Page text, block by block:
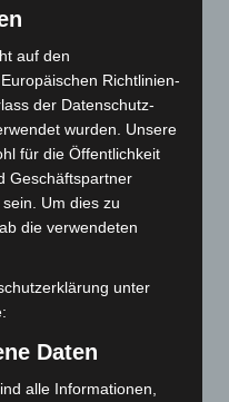
schnell eingedämmt
21 neue
starten beim Roten
über
Zeugen
Umbau in
auf den
Richtlinien-
der Datenschutz-
wurden. Unsere
für die Öffentlichkeit
Geschäftspartner
Um dies zu
die verwendeten
unter
Daten
alle Informationen,